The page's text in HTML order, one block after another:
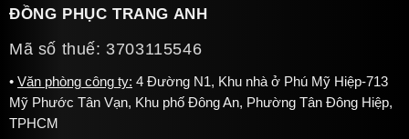
ĐỒNG PHỤC TRANG ANH
Mã số thuế: 3703115546
Văn phòng công ty: 4 Đường N1, Khu nhà ở Phú Mỹ Hiệp-713
Mỹ Phước Tân Vạn, Khu phố Đông An, Phường Tân Đông Hiệp,
TPHCM